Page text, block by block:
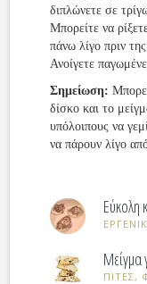
διπλώνετε σε
Μπορείτε να
πάνω λίγο πριν
Ανοίγετε
Σημείωση:
δίσκο και το
υπόλοιπους να
να πάρουν λίγο
Εύκολη
Μείγμα
ΠΙΤΕΣ,